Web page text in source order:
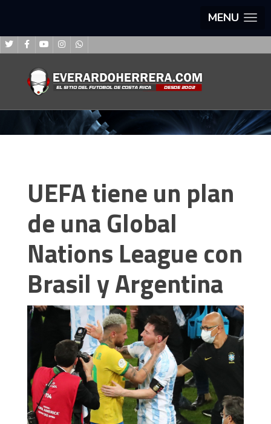
MENU
UEFA tiene un plan
de una Global
Nations League con
Brasil y Argentina